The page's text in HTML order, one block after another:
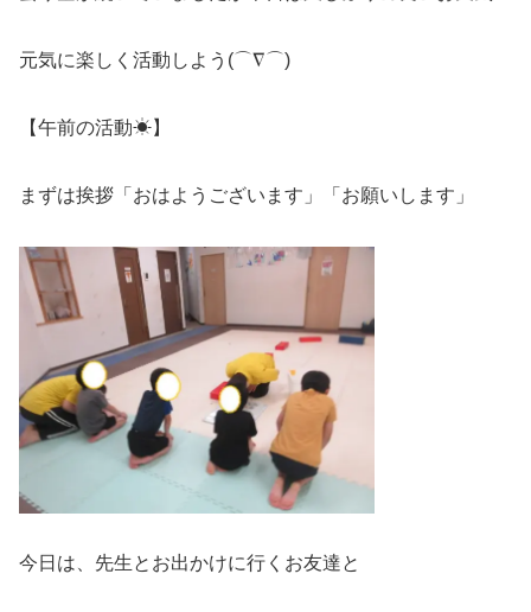
元気に楽しく活動しよう(⌒∇⌒)
【午前の活動☀】
まずは挨拶「おはようございます」「お願いします」
今日は、先生とお出かけに行くお友達と